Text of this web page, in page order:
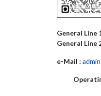
General Line
General Line
e-Mail :